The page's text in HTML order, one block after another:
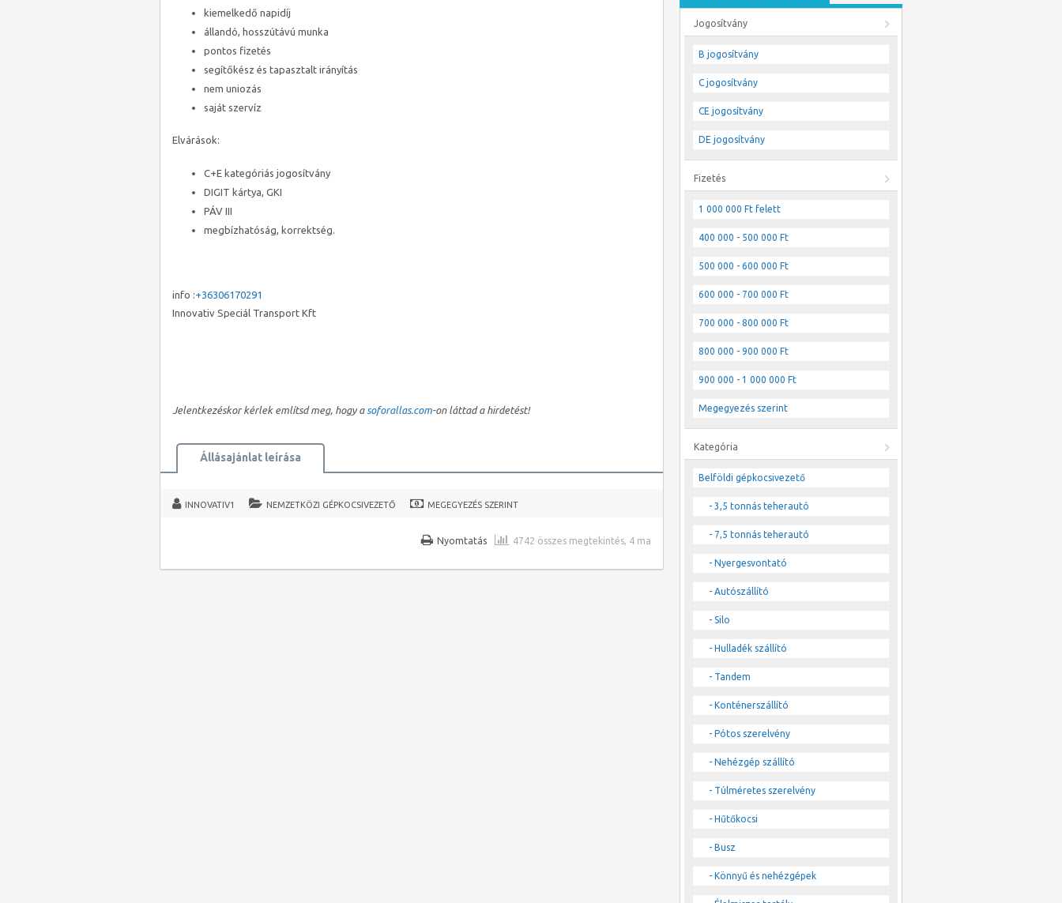
kiemelkedő napidíj
állandó, hosszútávú munka
pontos fizetés
segítőkész és tapasztalt irányítás
nem uniozás
saját szervíz
Elvárások:
C+E kategóriás jogosítvány
DIGIT kártya, GKI
PÁV III
megbízhatóság, korrektség.
info :+36306170291
Innovativ Speciál Transport Kft
Jelentkezéskor kérlek említsd meg, hogy a soforallas.com-on láttad a hirdetést!
Állásajánlat leírása
INNOVATIV1 NEMZETKÖZI GÉPKOCSIVEZETŐ MEGEGYEZÉS SZERINT
4742 összes megtekintés, 4 ma
Nyomtatás
Jogosítvány
B jogosítvány
C jogosítvány
CE jogosítvány
DE jogosítvány
Fizetés
1 000 000 Ft felett
400 000 - 500 000 Ft
500 000 - 600 000 Ft
600 000 - 700 000 Ft
700 000 - 800 000 Ft
800 000 - 900 000 Ft
900 000 - 1 000 000 Ft
Megegyezés szerint
Kategória
Belföldi gépkocsivezető
- 3,5 tonnás teherautó
- 7,5 tonnás teherautó
- Nyergesvontató
- Autószállító
- Silo
- Hulladék szállító
- Tandem
- Konténerszállító
- Pótos szerelvény
- Nehézgép szállító
- Túlméretes szerelvény
- Hűtőkocsi
- Busz
- Könnyű és nehézgépek